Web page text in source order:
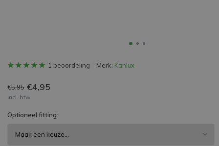
1 beoordeling Merk: Kanlux
€5,95 €4,95
Incl. btw
Optioneel fitting: